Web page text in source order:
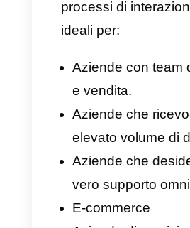
bisogno di
Analisi sui
Integrazione
di Whatsapp.
Compatibilità
Coexistence